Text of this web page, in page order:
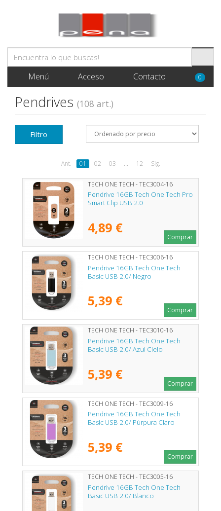
Menú Acceso Contacto 0
Pendrives (108 art.)
Filtro
Ant. 01 02 03 ... 12 Sig.
TECH ONE TECH - TEC3004-16
Pendrive 16GB Tech One Tech Pro
Smart Clip USB 2.0
4,89 €
Comprar
TECH ONE TECH - TEC3006-16
Pendrive 16GB Tech One Tech
Basic USB 2.0/ Negro
5,39 €
Comprar
TECH ONE TECH - TEC3010-16
Pendrive 16GB Tech One Tech
Basic USB 2.0/ Azul Cielo
5,39 €
Comprar
TECH ONE TECH - TEC3009-16
Pendrive 16GB Tech One Tech
Basic USB 2.0/ Púrpura Claro
5,39 €
Comprar
TECH ONE TECH - TEC3005-16
Pendrive 16GB Tech One Tech
Basic USB 2.0/ Blanco